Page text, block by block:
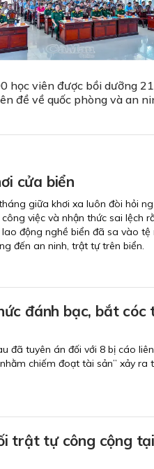
học viên được bồi dưỡng 21
đề về quốc phòng và an
cửa biển
giữa khơi xa luôn đòi hỏi
việc và nhận thức sai lệch
động nghề biển đã sa vào tệ
đến an ninh, trật tự trên biển.
đánh bạc, bắt cóc
đã tuyên án đối với 8 bị cáo
chiếm đoạt tài sản” xảy ra
trật tự công cộng tại